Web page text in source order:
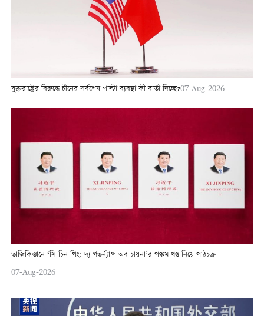
যুক্তরাষ্ট্রের বিরুদ্ধে চীনের সর্বশেষ পাল্টা ব্যবস্থা কী বার্তা দিচ্ছে?07-Aug-2026
তাজিকিস্তানে ‘সি চিন পিং: দ্য গভর্ন্যান্স অব চায়না’র পঞ্চম খণ্ড নিয়ে পাঠচক্র
07-Aug-2026